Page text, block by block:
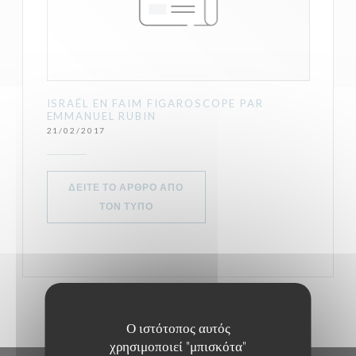
Ο ιστότοπος αυτός
χρησιμοποιεί "μπισκότα"
ISRAËL EN FAIM FIGAROSCOPE PAR
EMMANUEL RUBIN
21/02/2017
ΔΕΊΤΕ ΤΟ ΆΡΘΡΟ ΑΠΌ
ΤΟΝ ΤΎΠΟ((ΑΝΟΊΓΕΙ ΣΕ ΝΈΟ ΠΑΡΆΘΥΡΟ))